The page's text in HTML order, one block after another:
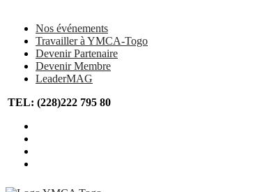
Nos événements
Travailler à YMCA-Togo
Devenir Partenaire
Devenir Membre
LeaderMAG
TEL: (228)222 795 80